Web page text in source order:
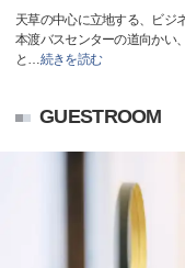
天草の中心に立地する、ビジ
本渡バスセンターの道向かい
と …続きを読む
GUESTROOM